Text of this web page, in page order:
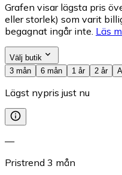
Grafen visar lägsta pris
eller storlek) som varit
begagnat ingår inte. Läs
Välj butik
3 mån
6 mån 1 år 2 år
Lägst nypris just nu
—
Pristrend 3 mån